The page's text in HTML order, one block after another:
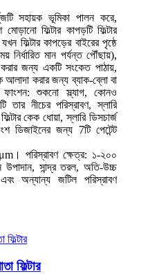
সহায়ক ভূমিকা পালন করে,
ফিল্টার কাপড়টি ফিল্টার
ফিল্টার কাপড়ের বাইরের পৃষ্ঠে
মান পর্যন্ত পৌঁছায়),
জন্য একটি সংকেত পাঠায়,
আলাদা করার জন্য ব্যাক-ব্লো বা
ফাংশন: শুকনো স্ল্যাগ, কোনও
তার নীচের পরিস্রাবণ, স্লারি
কেক ধোয়া, স্লারি ডিসচার্জ
ডিজাইনের জন্য 7টি পেটেন্ট
পরিস্রাবণ ক্ষেত্র: ১-২০০
সান্দ্র তরল, অতি-উচ্চ
অন্যান্য জটিল পরিস্রাবণ
ফিল্টার